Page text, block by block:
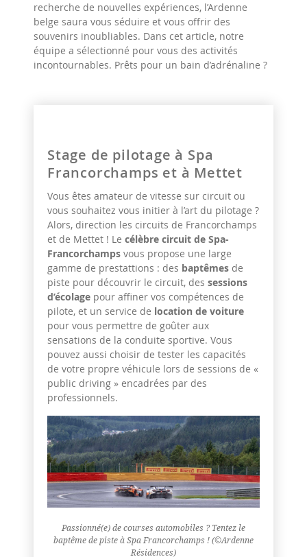
recherche de nouvelles expériences, l’Ardenne
belge saura vous séduire et vous offrir des
souvenirs inoubliables. Dans cet article, notre
équipe a sélectionné pour vous des activités
incontournables. Prêts pour un bain d’adrénaline ?
Stage de pilotage à Spa
Francorchamps et à Mettet
Vous êtes amateur de vitesse sur circuit ou
vous souhaitez vous initier à l’art du pilotage ?
Alors, direction les circuits de Francorchamps
et de Mettet ! Le célèbre circuit de Spa-
Francorchamps vous propose une large
gamme de prestattions : des baptêmes de
piste pour découvrir le circuit, des sessions
d’écolage pour affiner vos compétences de
pilote, et un service de location de voiture
pour vous permettre de goûter aux
sensations de la conduite sportive. Vous
pouvez aussi choisir de tester les capacités
de votre propre véhicule lors de sessions de «
public driving » encadrées par des
professionnels.
Passionné(e) de courses automobiles ? Tentez le
baptême de piste à Spa Francorchamps ! (©Ardenne
Résidences)